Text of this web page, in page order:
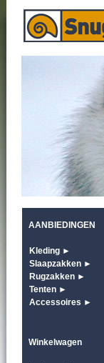
AANBIEDINGEN
Kleding ►
Slaapzakken ►
Rugzakken ►
Tenten ►
Accessoires ►
Winkelwagen